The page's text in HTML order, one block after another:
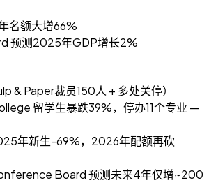
名额大增66%
预测2025年GDP增长2%
& Paper裁员150人 + 多处关停）
留学生暴跌39%，停办11个专业 —
年新生-69%，2026年配额再砍
Board 预测未来4年仅增~200